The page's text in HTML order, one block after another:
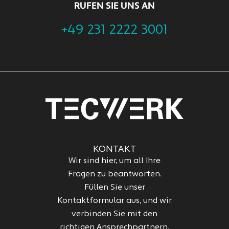
RUFEN SIE UNS AN
+49 231 2222 3001
KONTAKT
Wir sind hier, um all Ihre
Fragen zu beantworten.
Füllen Sie unser
Kontaktformular aus, und wir
verbinden Sie mit den